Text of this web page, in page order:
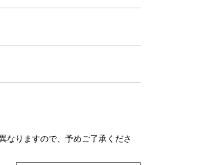
なりますので、予めご了承くださ